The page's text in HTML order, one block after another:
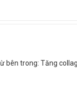
bên trong: Tăng